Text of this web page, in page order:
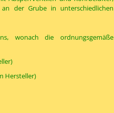
der Grube in unterschiedlichen
wonach die ordnungsgemäße
Hersteller)